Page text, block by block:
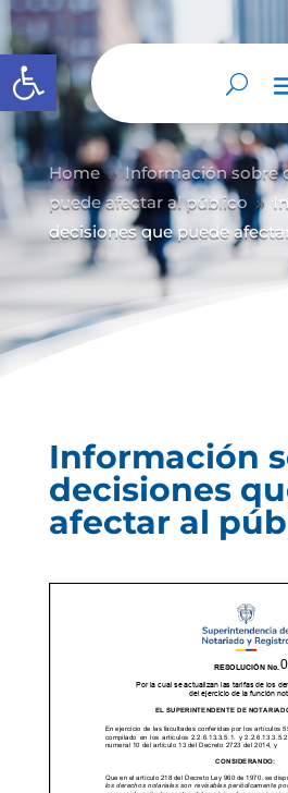
Abrir barra de herramientas
Home 9 Información sobre
puede afectar al público 9
decisiones que puede
Información
decisiones
afectar al